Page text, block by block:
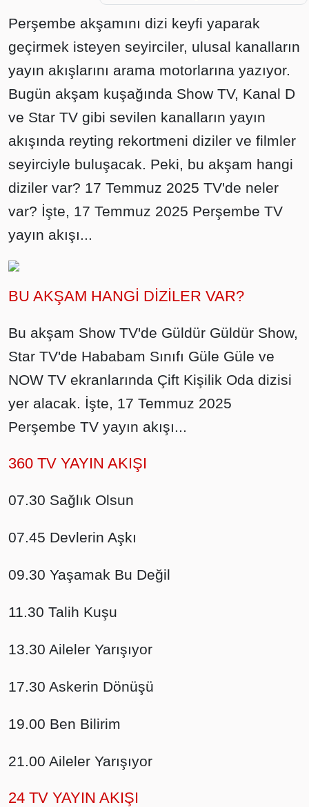
Perşembe akşamını dizi keyfi yaparak
geçirmek isteyen seyirciler, ulusal kanalların
yayın akışlarını arama motorlarına yazıyor.
Bugün akşam kuşağında Show TV, Kanal D
ve Star TV gibi sevilen kanalların yayın
akışında reyting rekortmeni diziler ve filmler
seyirciyle buluşacak. Peki, bu akşam hangi
diziler var? 17 Temmuz 2025 TV'de neler
var? İşte, 17 Temmuz 2025 Perşembe TV
yayın akışı...
BU AKŞAM HANGİ DİZİLER VAR?
Bu akşam Show TV'de Güldür Güldür Show,
Star TV'de Hababam Sınıfı Güle Güle ve
NOW TV ekranlarında Çift Kişilik Oda dizisi
yer alacak. İşte, 17 Temmuz 2025
Perşembe TV yayın akışı...
360 TV YAYIN AKIŞI
07.30 Sağlık Olsun
07.45 Devlerin Aşkı
09.30 Yaşamak Bu Değil
11.30 Talih Kuşu
13.30 Aileler Yarışıyor
17.30 Askerin Dönüşü
19.00 Ben Bilirim
21.00 Aileler Yarışıyor
24 TV YAYIN AKIŞI